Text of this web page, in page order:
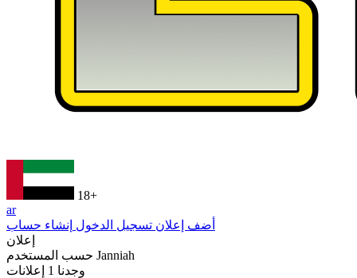
18+
ar
أضف إعلان تسجيل الدخول إنشاء حساب
إعلان
Janniah
وجدنا 1 إعلانات